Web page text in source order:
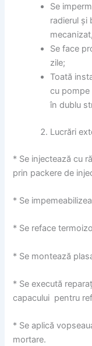
Se
radierul și
Se face
zile;
Toată
cu pompe
în dublu
Lucrări
* Se injectează cu
prin packere de
* Se
* Se reface
* Se montează
* Se execută
capacului pentru
* Se aplică
mortare.